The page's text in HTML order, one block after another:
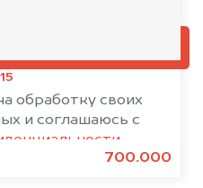
700.000
обработку своих
и соглашаюсь с